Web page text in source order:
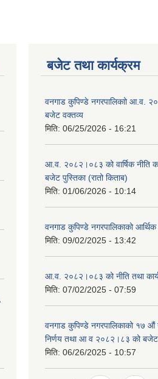
बजेट तथा कार्यक्रम
वनगाड कुपिण्डे नगरपालिकाो आ.व.
बजेट वक्तव्य
मिति: 06/25/2026 - 16:21
आ.व. २०८२।०८३ को वार्षिक नीति
बजेट पुस्तिका (रातो किताब)
मिति: 01/06/2026 - 10:14
वनगाड कुपिण्डे नगरपालिकाको
मिति: 09/02/2025 - 13:42
आ.व. २०८२।०८३ को नीति तथा
मिति: 07/02/2025 - 07:59
वनगाड कुपिण्डे नगरपालिकाको १७ ‍औं
निर्णय तथा आ व २०८२।८३ को
मिति: 06/26/2025 - 10:57